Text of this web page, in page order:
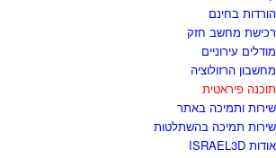
הורדות בחינם
רכישת מחשב חזק
מודלים עירוניים
מחשבון הרזולוציה
תוכנה פיראטית
שירות ותמיכה באתר
שירות תמיכה בהשתלטות
אודות ISRAEL3D